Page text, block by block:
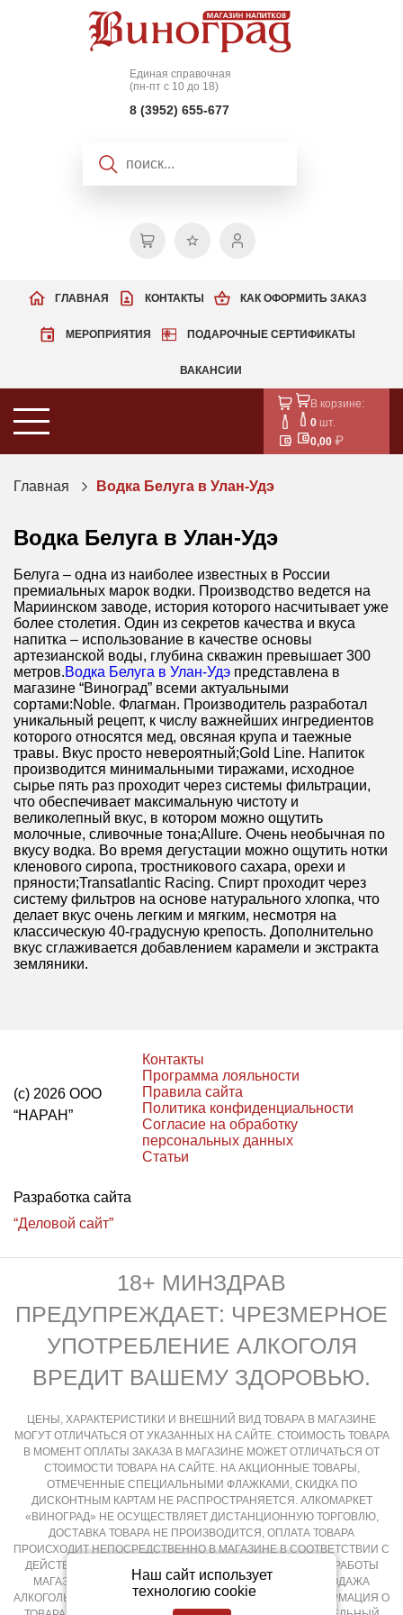
Наш сайт использует
технологию cookie
Единая справочная
(пн-пт с 10 до 18)
8 (3952) 655-677
КАК ОФОРМИТЬ ЗАКАЗ
МЕРОПРИЯТИЯ ПОДАРОЧНЫЕ СЕРТИФИКАТЫ
ВАКАНСИИ
ГЛАВНАЯ КОНТАКТЫ
В корзине:
0 шт.
0,00
Главная Водка Белуга в Улан-Удэ
Водка Белуга в Улан-Удэ
Белуга – одна из наиболее известных в России
премиальных марок водки. Производство ведется на
Мариинском заводе, история которого насчитывает уже
более столетия. Один из секретов качества и вкуса
напитка – использование в качестве основы
артезианской воды, глубина скважин превышает 300
метров.Водка Белуга в Улан-Удэ представлена в
магазине “Виноград” всеми актуальными
сортами:Noble. Флагман. Производитель разработал
уникальный рецепт, к числу важнейших ингредиентов
которого относятся мед, овсяная крупа и таежные
травы. Вкус просто невероятный;Gold Line. Напиток
производится минимальными тиражами, исходное
сырье пять раз проходит через системы фильтрации,
что обеспечивает максимальную чистоту и
великолепный вкус, в котором можно ощутить
молочные, сливочные тона;Allure. Очень необычная по
вкусу водка. Во время дегустации можно ощутить нотки
кленового сиропа, тростникового сахара, орехи и
пряности;Transatlantic Racing. Спирт проходит через
систему фильтров на основе натурального хлопка, что
делает вкус очень легким и мягким, несмотря на
классическую 40-градусную крепость. Дополнительно
вкус сглаживается добавлением карамели и экстракта
земляники.
(с) 2026 ООО
“НАРАН”
Контакты
Программа лояльности
Правила сайта
Политика конфиденциальности
Согласие на обработку
персональных данных
Статьи
Разработка сайта
“Деловой сайт”
18+ МИНЗДРАВ
ПРЕДУПРЕЖДАЕТ: ЧРЕЗМЕРНОЕ
УПОТРЕБЛЕНИЕ АЛКОГОЛЯ
ВРЕДИТ ВАШЕМУ ЗДОРОВЬЮ.
ЦЕНЫ, ХАРАКТЕРИСТИКИ И ВНЕШНИЙ ВИД ТОВАРА В МАГАЗИНЕ
МОГУТ ОТЛИЧАТЬСЯ ОТ УКАЗАННЫХ НА САЙТЕ. СТОИМОСТЬ ТОВАРА
В МОМЕНТ ОПЛАТЫ ЗАКАЗА В МАГАЗИНЕ МОЖЕТ ОТЛИЧАТЬСЯ ОТ
СТОИМОСТИ ТОВАРА НА САЙТЕ. НА АКЦИОННЫЕ ТОВАРЫ,
ОТМЕЧЕННЫЕ СПЕЦИАЛЬНЫМИ ФЛАЖКАМИ, СКИДКА ПО
ДИСКОНТНЫМ КАРТАМ НЕ РАСПРОСТРАНЯЕТСЯ. АЛКОМАРКЕТ
«ВИНОГРАД» НЕ ОСУЩЕСТВЛЯЕТ ДИСТАНЦИОННУЮ ТОРГОВЛЮ,
ДОСТАВКА ТОВАРА НЕ ПРОИЗВОДИТСЯ, ОПЛАТА ТОВАРА
ПРОИСХОДИТ НЕПОСРЕДСТВЕННО В МАГАЗИНЕ В СООТВЕТСТВИИ С
ДЕЙСТВУЮЩИМ ЗАКОНОДАТЕЛЬСТВОМ РФ И РЕЖИМОМ РАБОТЫ
МАГАЗИНА, КРУГЛОСУТОЧНАЯ И ДИСТАНЦИОННАЯ ПРОДАЖА
АЛКОГОЛЬНОЙ ПРОДУКЦИИ НЕ ОСУЩЕСТВЛЯЕТСЯ. ИНФОРМАЦИЯ О